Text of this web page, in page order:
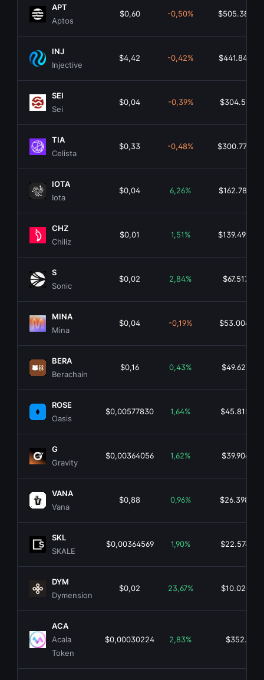
APT
Aptos
$0,60 -0,50%
INJ
Injective
$4,42 -0,42%
SEI
Sei
$0,04 -0,39%
TIA
Celista
$0,33 -0,48%
IOTA
Iota
$0,04 6,26%
CHZ
Chiliz
$0,01 1,51%
S
Sonic
$0,02 2,84%
MINA
Mina
$0,04 -0,19%
BERA
Berachain
$0,16 0,43%
ROSE
Oasis
$0,00577830 1,64%
G
Gravity
$0,00364056 1,62%
VANA
Vana
$0,88 0,96%
SKL
SKALE
$0,00364569 1,90%
DYM
Dymension
$0,02 23,67%
ACA
Acala
Token
$0,00030224 2,83%